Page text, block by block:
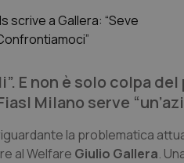
E non è solo colpa
Milano serve
la problematica
al Welfare Giulio Gallera.